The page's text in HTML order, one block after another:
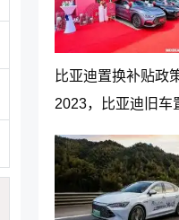
比亚迪置换补贴政
2023，比亚迪旧车
新车价格表